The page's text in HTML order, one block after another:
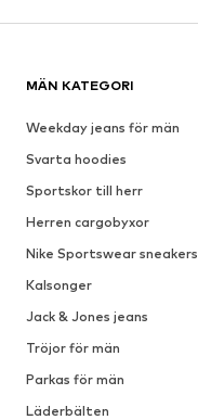
MÄN KATEGORI
Weekday jeans för män
Svarta hoodies
Sportskor till herr
Herren cargobyxor
Nike Sportswear sneakers
Kalsonger
Jack & Jones jeans
Tröjor för män
Parkas för män
Läderbälten